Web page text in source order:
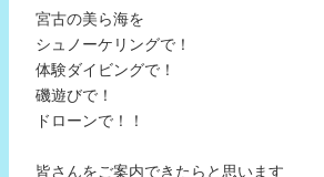
宮古の美ら海を
シュノーケリングで！
体験ダイビングで！
磯遊びで！
ドローンで！！
皆さんをご案内できたらと思います